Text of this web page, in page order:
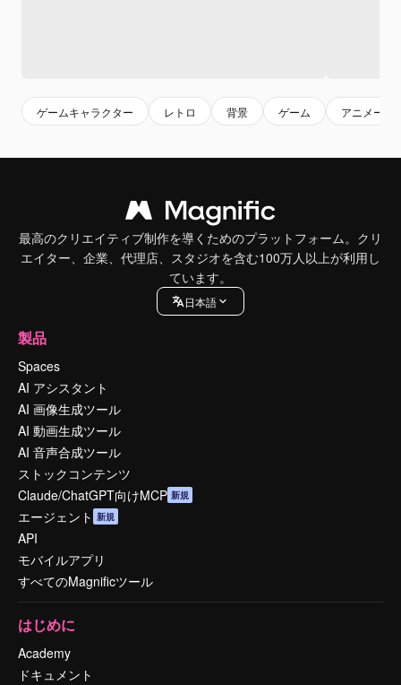
ゲームキャラクター レトロ 背景 ゲーム アニメーシ
最高のクリエイティブ制作を導くためのプラットフォーム。クリ
エイター、企業、代理店、スタジオを含む100万人以上が利用し
ています。
日本語
製品
Spaces
AI アシスタント
AI 画像生成ツール
AI 動画生成ツール
AI 音声合成ツール
ストックコンテンツ
Claude/ChatGPT向けMCP 新規
エージェント 新規
API
モバイルアプリ
すべてのMagnificツール
はじめに
Academy
ドキュメント